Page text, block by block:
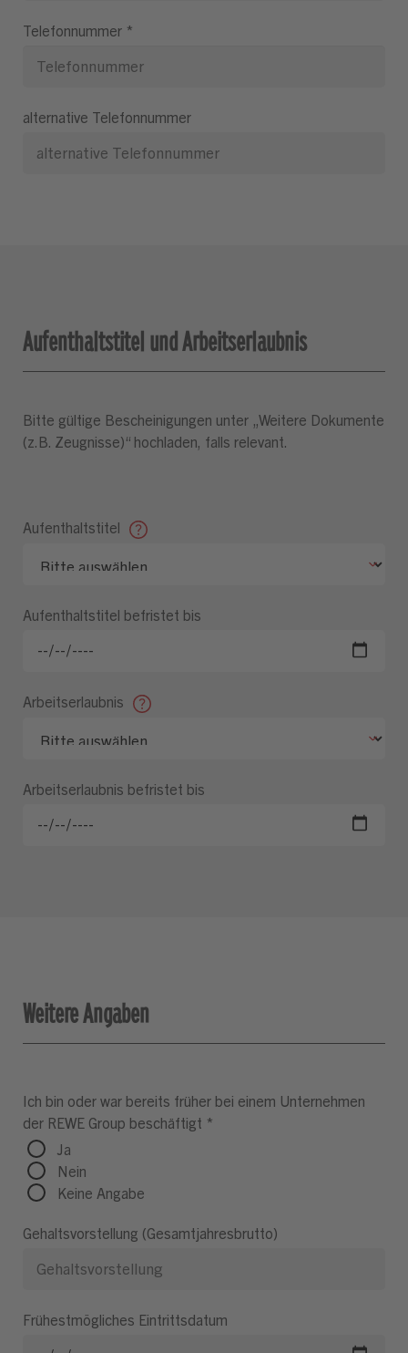
Telefonnummer *
alternative Telefonnummer
Aufenthaltstitel und Arbeitserlaubnis
Bitte gültige Bescheinigungen unter „Weitere Dokumente
(z.B. Zeugnisse)“ hochladen, falls relevant.
Aufenthaltstitel
Aufenthaltstitel befristet bis
Arbeitserlaubnis
Arbeitserlaubnis befristet bis
Weitere Angaben
Ich bin oder war bereits früher bei einem Unternehmen
der REWE Group beschäftigt *
Ja
Nein
Keine Angabe
Gehaltsvorstellung (Gesamtjahresbrutto)
Frühestmögliches Eintrittsdatum